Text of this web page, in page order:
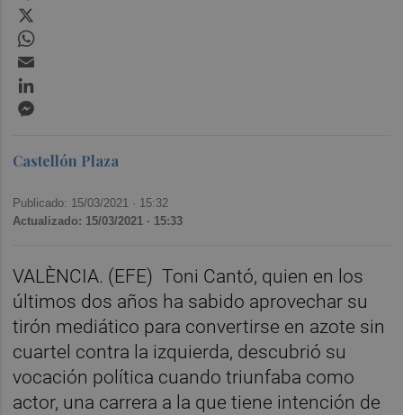
Castellón Plaza
Publicado: 15/03/2021 · 15:32
Actualizado: 15/03/2021 · 15:33
VALÈNCIA. (EFE) Toni Cantó, quien en los
últimos dos años ha sabido aprovechar su
tirón mediático para convertirse en azote sin
cuartel contra la izquierda, descubrió su
vocación política cuando triunfaba como
actor, una carrera a la que tiene intención de